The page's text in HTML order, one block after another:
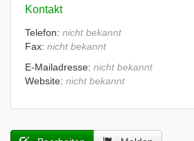
Kontakt
Telefon: nicht bekannt
Fax: nicht bekannt
E-Mailadresse: nicht bekannt
Website: nicht bekannt